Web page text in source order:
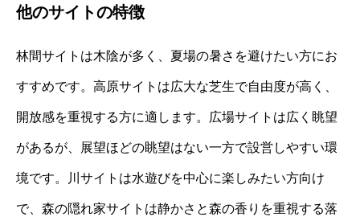
他のサイトの特徴
林間サイトは木陰が多く、夏場の暑さを避けたい方にお
すすめです。高原サイトは広大な芝生で自由度が高く、
開放感を重視する方に適します。広場サイトは広く眺望
があるが、展望ほどの眺望はない一方で設営しやすい環
境です。川サイトは水遊びを中心に楽しみたい方向け
で、森の隠れ家サイトは静かさと森の香りを重視する落